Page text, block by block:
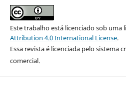
Este trabalho está licenciado sob uma
Attribution 4.0 International License.
Essa revista é licenciada pelo sistema
comercial.